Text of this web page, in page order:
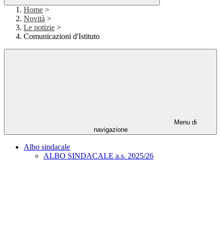
Home >
Novità >
Le notizie >
Comunicazioni d'Istituto
Menu di
navigazione
Albo sindacale
ALBO SINDACALE a.s. 2025/26